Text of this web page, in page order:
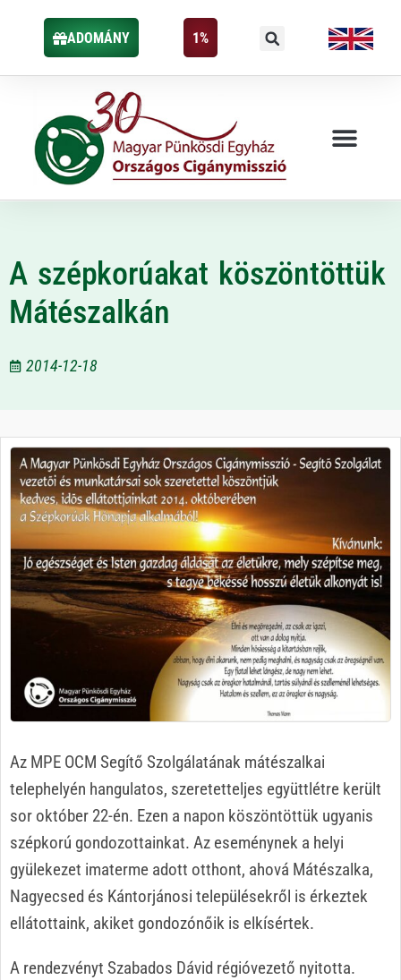
ADOMÁNY 1%
A szépkorúakat köszöntöttük
Mátészalkán
2014-12-18
Az MPE OCM Segítő Szolgálatának mátészalkai
telephelyén hangulatos, szeretetteljes együttlétre került
sor október 22-én. Ezen a napon köszöntöttük ugyanis
szépkorú gondozottainkat. Az eseménynek a helyi
gyülekezet imaterme adott otthont, ahová Mátészalka,
Nagyecsed és Kántorjánosi településekről is érkeztek
ellátottaink, akiket gondozónőik is elkísértek.
A rendezvényt Szabados Dávid régióvezető nyitotta.